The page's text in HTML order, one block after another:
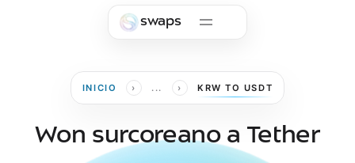
swaps
INICIO › ... › KRW TO USDT
Won surcoreano a Tether